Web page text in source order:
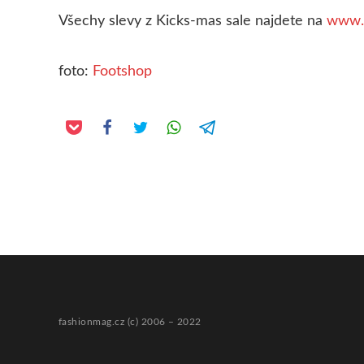
Všechy slevy z Kicks-mas sale najdete na
foto: Footshop
fashionmag.cz (c) 2006 – 2022